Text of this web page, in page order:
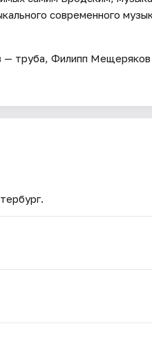
современного
— труба, Филипп